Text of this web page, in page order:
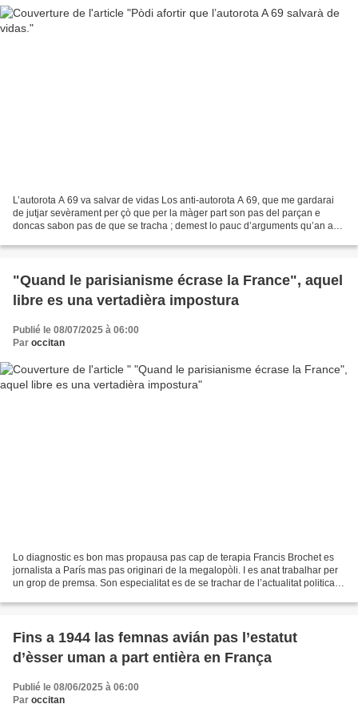
L’autorota A 69 va salvar de vidas Los anti-autorota A 69, que me gardarai
de jutjar sevèrament per çò que per la màger part son pas del parçan e
doncas sabon pas de que se tracha ; demest lo pauc d’arguments qu’an an
"Quand le parisianisme écrase la France", aquel
libre es una vertadièra impostura
Publié le 08/07/2025 à 06:00
Par occitan
Lo diagnostic es bon mas propausa pas cap de terapia Francis Brochet es
jornalista a París mas pas originari de la megalopòli. I es anat trabalhar per
un grop de premsa. Son especialitat es de se trachar de l’actualitat politica,
Fins a 1944 las femnas avián pas l’estatut
d’èsser uman a part entièra en França
Publié le 08/06/2025 à 06:00
Par occitan